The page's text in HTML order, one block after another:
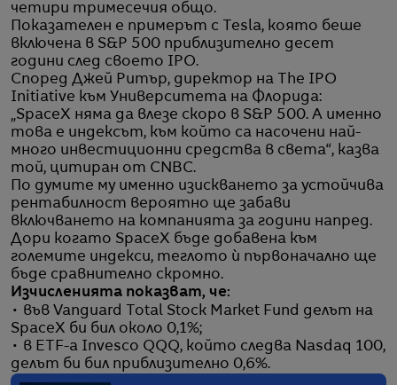
четири тримесечия общо.
Показателен е примерът с Tesla, която беше
включена в S&P 500 приблизително десет
години след своето IPO.
Според Джей Ритър, директор на The IPO
Initiative към Университета на Флорида:
„SpaceX няма да влезе скоро в S&P 500. А именно
това е индексът, към който са насочени най-
много инвестиционни средства в света“, казва
той, цитиран от CNBC.
По думите му именно изискването за устойчива
рентабилност вероятно ще забави
включването на компанията за години напред.
Дори когато SpaceX бъде добавена към
големите индекси, теглото ѝ първоначално ще
бъде сравнително скромно.
Изчисленията показват, че:
• във Vanguard Total Stock Market Fund делът на
SpaceX би бил около 0,1%;
• в ETF-а Invesco QQQ, който следва Nasdaq 100,
делът би бил приблизително 0,6%.